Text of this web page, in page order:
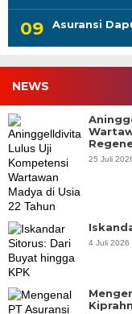
Asuransi
NEWS
25 Juli
4 Juli 2026